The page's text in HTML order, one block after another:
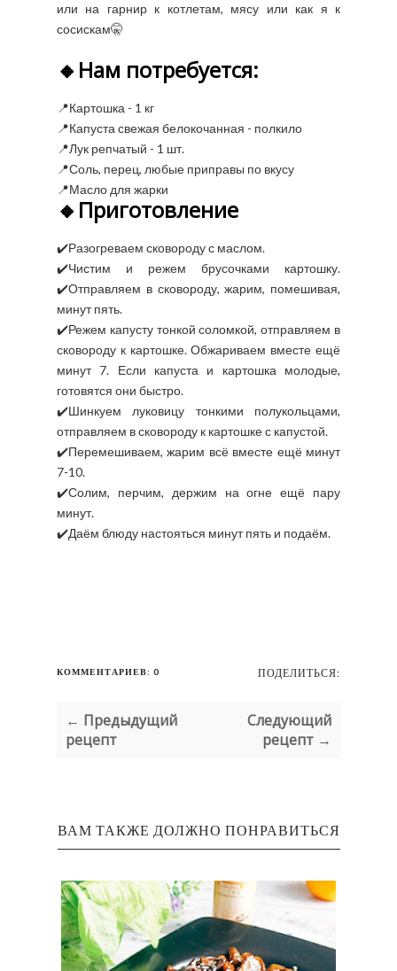
или на гарнир к котлетам, мясу или как я к
сосискам🤫
🔸Нам потребуется:
📍Картошка - 1 кг
📍Капуста свежая белокочанная - полкило
📍Лук репчатый - 1 шт.
📍Соль, перец, любые приправы по вкусу
📍Масло для жарки
🔸Приготовление
✔️Разогреваем сковороду с маслом.
✔️Чистим и режем брусочками картошку.
✔️Отправляем в сковороду, жарим, помешивая,
минут пять.
✔️Режем капусту тонкой соломкой, отправляем в
сковороду к картошке. Обжариваем вместе ещё
минут 7. Если капуста и картошка молодые,
готовятся они быстро.
✔️Шинкуем луковицу тонкими полукольцами,
отправляем в сковороду к картошке с капустой.
✔️Перемешиваем, жарим всё вместе ещё минут
7-10.
✔️Солим, перчим, держим на огне ещё пару
минут.
✔️Даём блюду настояться минут пять и подаём.
КОММЕНТАРИЕВ: 0 ПОДЕЛИТЬСЯ:
← Предыдущий
рецепт
Следующий
рецепт →
ВАМ ТАКЖЕ ДОЛЖНО ПОНРАВИТЬСЯ